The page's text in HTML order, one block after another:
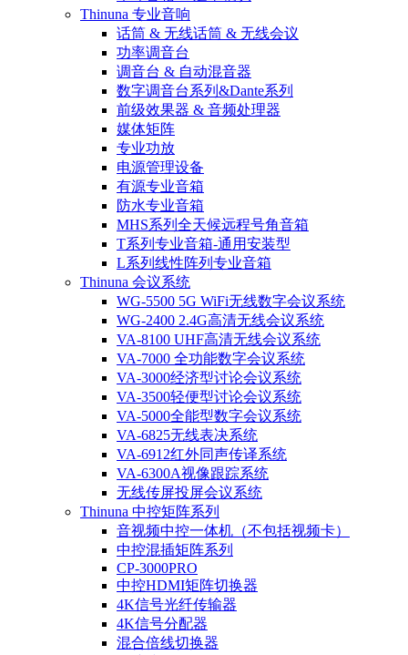
Thinuna 专业音响
话筒 & 无线话筒 & 无线会议
功率调音台
调音台 & 自动混音器
数字调音台系列&Dante系列
前级效果器 & 音频处理器
媒体矩阵
专业功放
电源管理设备
有源专业音箱
防水专业音箱
MHS系列全天候远程号角音箱
T系列专业音箱-通用安装型
L系列线性阵列专业音箱
Thinuna 会议系统
WG-5500 5G WiFi无线数字会议系统
WG-2400 2.4G高清无线会议系统
VA-8100 UHF高清无线会议系统
VA-7000 全功能数字会议系统
VA-3000经济型讨论会议系统
VA-3500轻便型讨论会议系统
VA-5000全能型数字会议系统
VA-6825无线表决系统
VA-6912红外同声传译系统
VA-6300A视像跟踪系统
无线传屏投屏会议系统
Thinuna 中控矩阵系列
音视频中控一体机（不包括视频卡）
中控混插矩阵系列
CP-3000PRO
中控HDMI矩阵切换器
4K信号光纤传输器
4K信号分配器
混合倍线切换器